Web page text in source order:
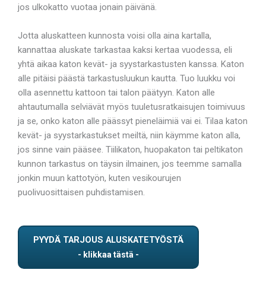
jos ulkokatto vuotaa jonain päivänä.
Jotta aluskatteen kunnosta voisi olla aina kartalla,
kannattaa aluskate tarkastaa kaksi kertaa vuodessa, eli
yhtä aikaa katon kevät- ja syystarkastusten kanssa. Katon
alle pitäisi päästä tarkastusluukun kautta. Tuo luukku voi
olla asennettu kattoon tai talon päätyyn. Katon alle
ahtautumalla selviävät myös tuuletusratkaisujen toimivuus
ja se, onko katon alle päässyt pieneläimiä vai ei. Tilaa katon
kevät- ja syystarkastukset meiltä, niin käymme katon alla,
jos sinne vain pääsee. Tiilikaton, huopakaton tai peltikaton
kunnon tarkastus on täysin ilmainen, jos teemme samalla
jonkin muun kattotyön, kuten vesikourujen
puolivuosittaisen puhdistamisen.
PYYDÄ TARJOUS ALUSKATETYÖSTÄ